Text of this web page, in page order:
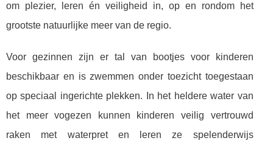
om plezier, leren én veiligheid in, op en rondom het
grootste natuurlijke meer van de regio.
Voor gezinnen zijn er tal van bootjes voor kinderen
beschikbaar en is zwemmen onder toezicht toegestaan
op speciaal ingerichte plekken. In het heldere water van
het meer vogezen kunnen kinderen veilig vertrouwd
raken met waterpret en leren ze spelenderwijs